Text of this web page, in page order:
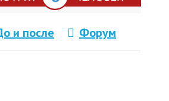
и после Форум